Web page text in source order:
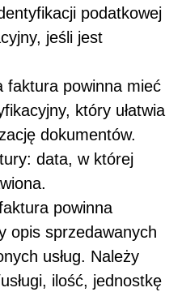
podatkowej
jeśli jest
faktura powinna mieć
który ułatwia
dokumentów.
data, w której
powinna
opis sprzedawanych
usług. Należy
ilość, jednostkę